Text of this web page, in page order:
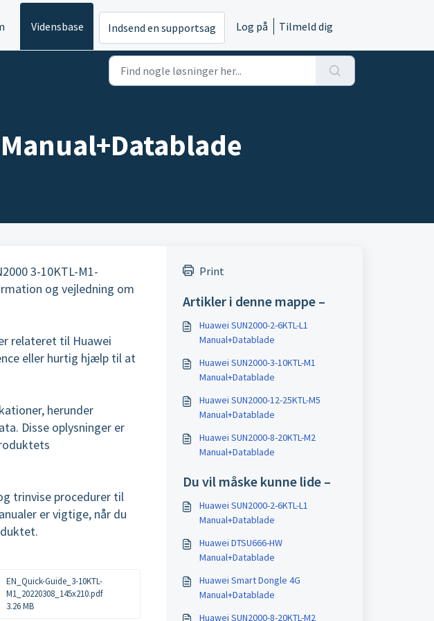
Vidensbase Indsend en supportsag Log på Tilmeld dig
3-10KTL-M1-
og vejledning om
relateret til Huawei
eller hurtig hjælp til at
herunder
Disse oplysninger er
trinvise procedurer til
er vigtige, når du
EN_Quick-Guide_3-10KTL-
M1_20220308_145x210.pdf
3.26 MB
Print
Artikler i denne mappe –
Huawei SUN2000-2-6KTL-L1
Manual+Datablade
Huawei SUN2000-3-10KTL-M1
Manual+Datablade
Huawei SUN2000-12-25KTL-M5
Manual+Datablade
Huawei SUN2000-8-20KTL-M2
Manual+Datablade
Du vil måske kunne lide –
Huawei SUN2000-2-6KTL-L1
Manual+Datablade
Huawei DTSU666-HW
Manual+Datablade
Huawei Smart Dongle 4G
Manual+Datablade
Huawei SUN2000-8-20KTL-M2